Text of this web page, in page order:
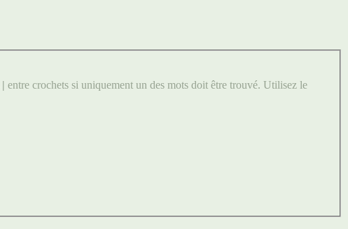
| entre crochets si uniquement un des mots doit être trouvé. Utilisez le